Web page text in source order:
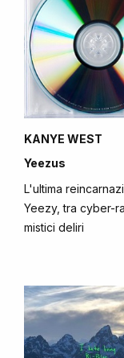
KANYE WEST
Yeezus
L'ultima
Yeezy, tra cyber-
mistici deliri